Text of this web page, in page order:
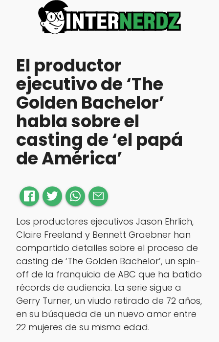
El productor
ejecutivo de ‘The
Golden Bachelor’
habla sobre el
casting de ‘el papá
de América’
Los productores ejecutivos Jason Ehrlich,
Claire Freeland y Bennett Graebner han
compartido detalles sobre el proceso de
casting de ‘The Golden Bachelor’, un spin-
off de la franquicia de ABC que ha batido
récords de audiencia. La serie sigue a
Gerry Turner, un viudo retirado de 72 años,
en su búsqueda de un nuevo amor entre
22 mujeres de su misma edad.